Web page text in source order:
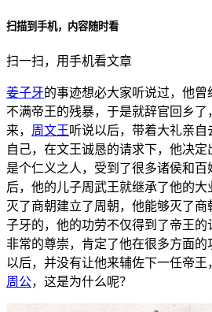
扫描到手机，内容随时看
扫一扫，用手机看文章
姜子牙的事迹想必大家听说过，他
不满帝王的残暴，于是就辞官回乡
来， 周文王 听说以后，带着大礼亲
自己，在文王诚恳的请求下，他决
是个仁义之人，受到了很多诸侯和
后，他的儿子周武王就继承了他的
灭了商朝建立了周朝，他能够灭了
子牙的，他的功劳不仅得到了帝王
非常的尊崇，肯定了他在很多方面
以后，并没有让他来辅佐下一任帝王
周公，这是为什么呢？